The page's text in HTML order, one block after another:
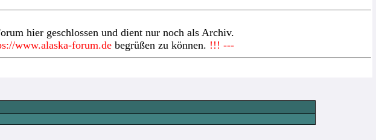
hier geschlossen und dient nur noch als Archiv.
www.alaska-forum.de begrüßen zu können. !!! ---